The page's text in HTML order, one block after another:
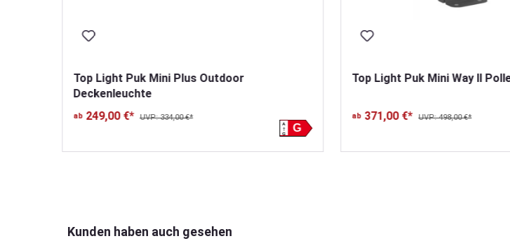
Top Light Puk Mini Plus Outdoor
Deckenleuchte
ab 249,00 €* UVP: 334,00 €*
G
A
G
Top Light Puk Mini Way II
ab 371,00 €* UVP: 498,00 €*
Kunden haben auch gesehen